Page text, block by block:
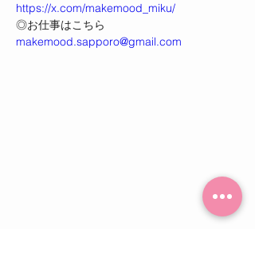
https://x.com/makemood_miku/
◎お仕事はこちら
makemood.sapporo@gmail.com